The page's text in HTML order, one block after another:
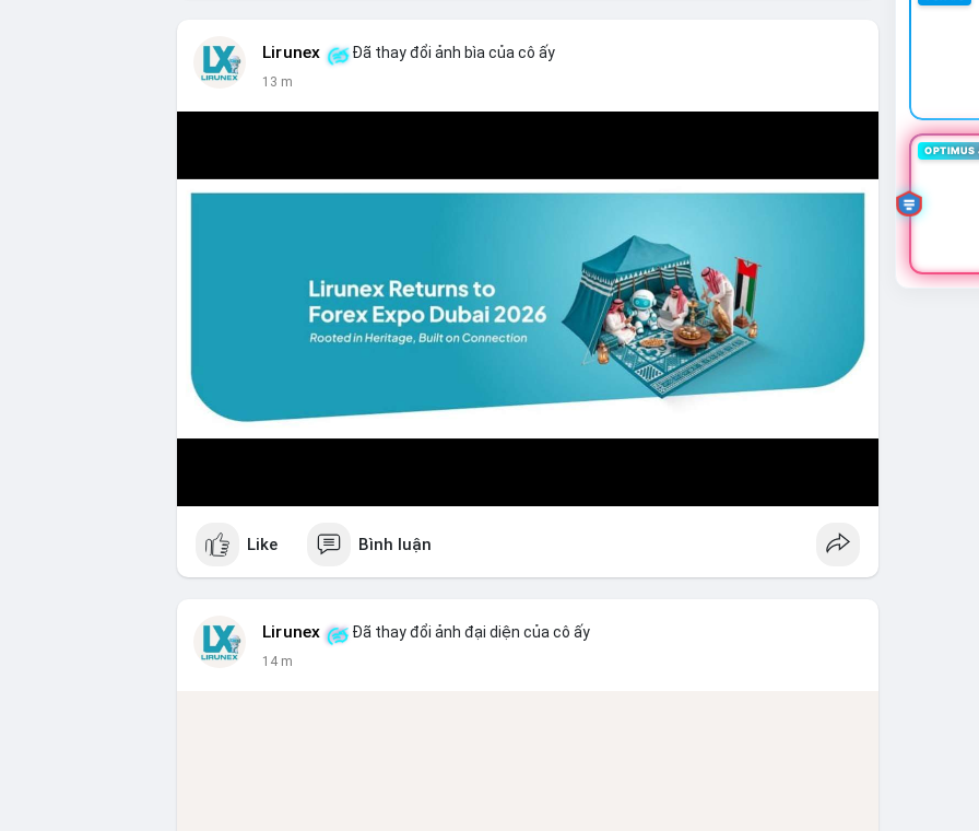
Lirunex Đã thay đổi ảnh bìa của cô ấy
13 m
Like Bình luận
Lirunex Đã thay đổi ảnh đại diện của cô ấy
14 m
OPTIMUS